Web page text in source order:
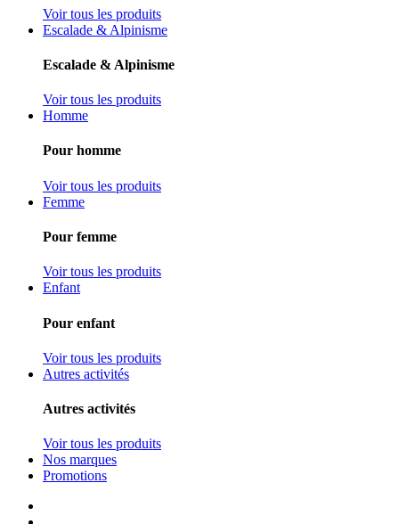
Voir tous les produits
Escalade & Alpinisme
Escalade & Alpinisme
Voir tous les produits
Homme
Pour homme
Voir tous les produits
Femme
Pour femme
Voir tous les produits
Enfant
Pour enfant
Voir tous les produits
Autres activités
Autres activités
Voir tous les produits
Nos marques
Promotions